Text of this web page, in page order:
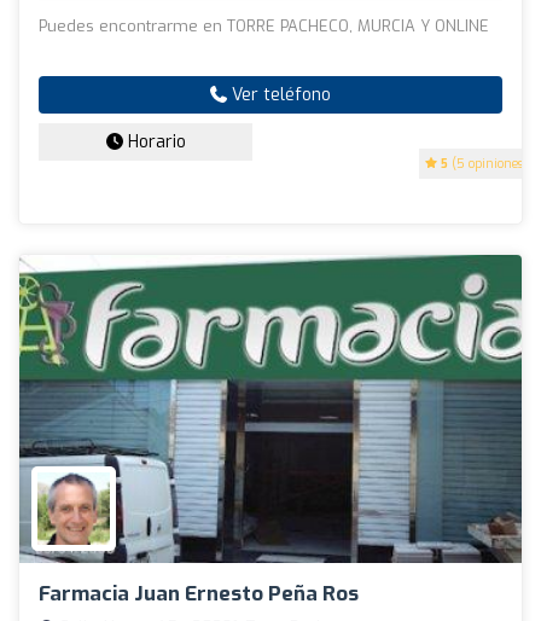
5 (5 opiniones)
Puedes encontrarme en TORRE PACHECO, MURCIA Y ONLINE
Ver teléfono
Horario
Farmacia Juan Ernesto Peña Ros